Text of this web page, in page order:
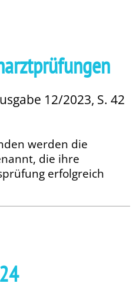
12/2023, S. 42
werden die
die ihre
erfolgreich